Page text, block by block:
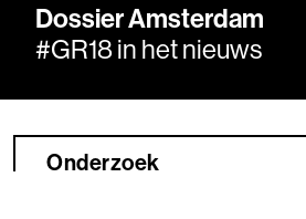
Dossier Amsterdam
#GR18 in het nieuws
Onderzoek